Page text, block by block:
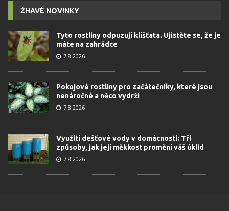
ŽHAVÉ NOVINKY
Tyto rostliny odpuzují klíšťata. Ujistěte se, že je
máte na zahrádce
7.8.2026
Pokojové rostliny pro začátečníky, které jsou
nenáročné a něco vydrží
7.8.2026
Využití dešťové vody v domácnosti: Tři
způsoby, jak její měkkost promění váš úklid
7.8.2026